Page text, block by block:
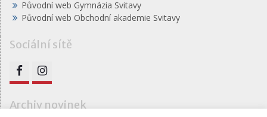
Původní web Gymnázia Svitavy
Původní web Obchodní akademie Svitavy
Sociální sítě
FB IG
Archiv novinek